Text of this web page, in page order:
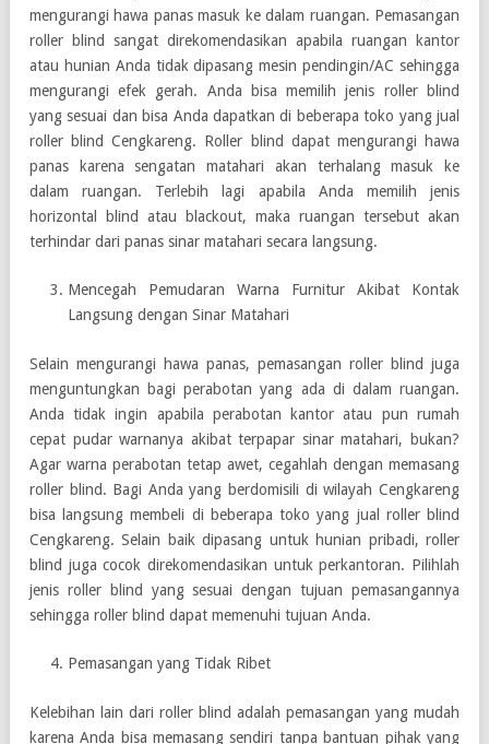
mengurangi hawa panas masuk ke dalam ruangan. Pemasangan
roller blind sangat direkomendasikan apabila ruangan kantor
atau hunian Anda tidak dipasang mesin pendingin/AC sehingga
mengurangi efek gerah. Anda bisa memilih jenis roller blind
yang sesuai dan bisa Anda dapatkan di beberapa toko yang jual
roller blind Cengkareng. Roller blind dapat mengurangi hawa
panas karena sengatan matahari akan terhalang masuk ke
dalam ruangan. Terlebih lagi apabila Anda memilih jenis
horizontal blind atau blackout, maka ruangan tersebut akan
terhindar dari panas sinar matahari secara langsung.
Mencegah Pemudaran Warna Furnitur Akibat Kontak
Langsung dengan Sinar Matahari
Selain mengurangi hawa panas, pemasangan roller blind juga
menguntungkan bagi perabotan yang ada di dalam ruangan.
Anda tidak ingin apabila perabotan kantor atau pun rumah
cepat pudar warnanya akibat terpapar sinar matahari, bukan?
Agar warna perabotan tetap awet, cegahlah dengan memasang
roller blind. Bagi Anda yang berdomisili di wilayah Cengkareng
bisa langsung membeli di beberapa toko yang jual roller blind
Cengkareng. Selain baik dipasang untuk hunian pribadi, roller
blind juga cocok direkomendasikan untuk perkantoran. Pilihlah
jenis roller blind yang sesuai dengan tujuan pemasangannya
sehingga roller blind dapat memenuhi tujuan Anda.
Pemasangan yang Tidak Ribet
Kelebihan lain dari roller blind adalah pemasangan yang mudah
karena Anda bisa memasang sendiri tanpa bantuan pihak yang